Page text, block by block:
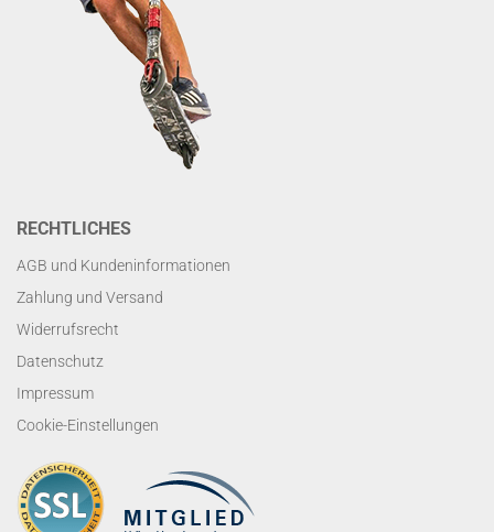
RECHTLICHES
AGB und Kundeninformationen
Zahlung und Versand
Widerrufsrecht
Datenschutz
Impressum
Cookie-Einstellungen